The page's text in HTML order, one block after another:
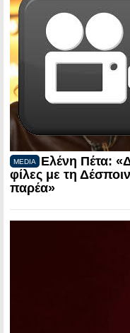
MEDIA
Ελένη Πέτα:
φίλες με τη
παρέα»